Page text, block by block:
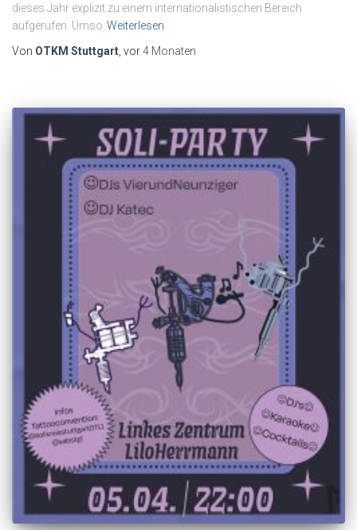
dieses Jahr explizit zu einem internationalistischen Bereich
aufgerufen. Umso Weiterlesen
Von OTKM Stuttgart , vor4 Monaten